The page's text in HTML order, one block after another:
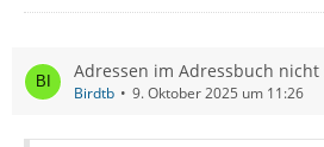
Adressen im Adressbuch
Birdtb 9. Oktober 2025 um 11:26